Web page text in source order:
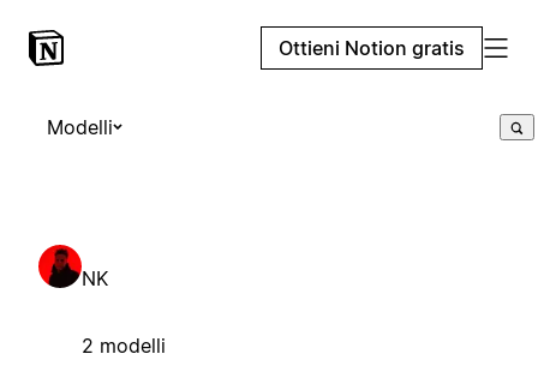
Ottieni Notion gratis
Modelli
NK
2 modelli